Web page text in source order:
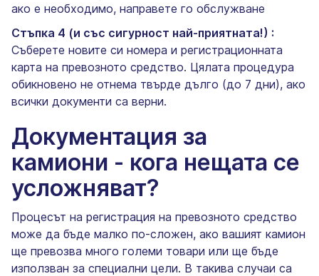
ако е необходимо, направете го обслужване
Стъпка 4 (и със сигурност най-приятната!) :
Съберете новите си номера и регистрационната
карта на превозното средство. Цялата процедура
обикновено не отнема твърде дълго (до 7 дни), ако
всички документи са верни.
Документация за
камиони - кога нещата се
усложняват?
Процесът на регистрация на превозното средство
може да бъде малко по-сложен, ако вашият камион
ще превозва много големи товари или ще бъде
използван за специални цели. В такива случаи са